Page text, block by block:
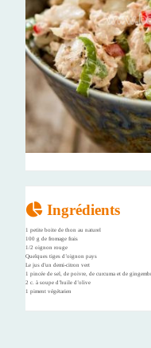
Ingrédients
1 petite boite de thon au naturel
100 g de fromage frais
1/2 oignon rouge
Quelques tiges d’oignon pays
Le jus d'un demi-citron vert
1 pincée de sel, de poivre, de curcuma et de
2 c. à soupe d’huile d’olive
1 piment végétarien